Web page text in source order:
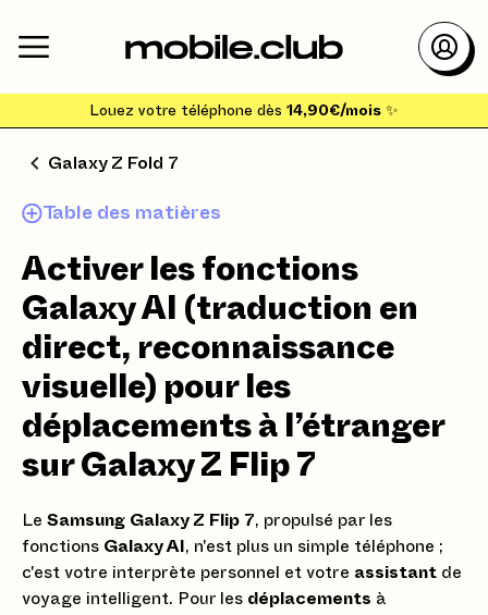
Louez votre téléphone dès 14,90€/mois ✨
Galaxy Z Fold 7
Table des matières
Activer les fonctions
Galaxy AI (traduction en
direct, reconnaissance
visuelle) pour les
déplacements à l’étranger
sur Galaxy Z Flip 7
Le Samsung Galaxy Z Flip 7, propulsé par les
fonctions Galaxy AI , n'est plus un simple téléphone ;
c'est votre interprète personnel et votre assistant de
voyage intelligent. Pour les déplacements à